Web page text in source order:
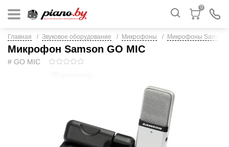
0
Главная Звуковое оборудование Микрофоны Микрофоны Samson
Микрофон Samson GO MIC
# GO MIC